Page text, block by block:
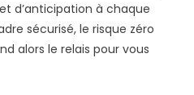
d’anticipation à chaque
sécurisé, le risque zéro
alors le relais pour vous